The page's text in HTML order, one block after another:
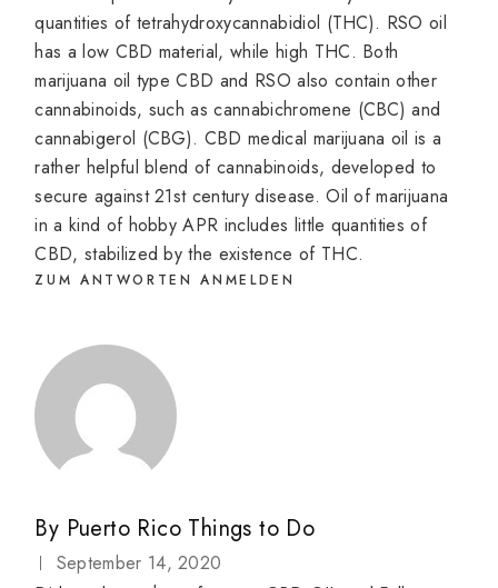
quantities of tetrahydroxycannabidiol (THC). RSO oil
has a low CBD material, while high THC. Both
marijuana oil type CBD and RSO also contain other
cannabinoids, such as cannabichromene (CBC) and
cannabigerol (CBG). CBD medical marijuana oil is a
rather helpful blend of cannabinoids, developed to
secure against 21st century disease. Oil of marijuana
in a kind of hobby APR includes little quantities of
CBD, stabilized by the existence of THC.
ZUM ANTWORTEN ANMELDEN
By Puerto Rico Things to Do
September 14, 2020